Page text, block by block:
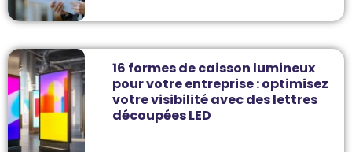
16 formes de caisson lumineux
pour votre entreprise : optimisez
votre visibilité avec des lettres
découpées LED